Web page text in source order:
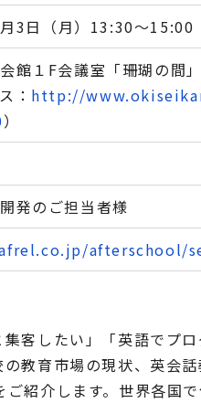
3日（月）13:30～15:00
館１F会議室「珊瑚の間
： http://
）
発のご担当者様
afterschool/
客したい」「英語でプ
教育市場の現状、英会
紹介します。世界各国